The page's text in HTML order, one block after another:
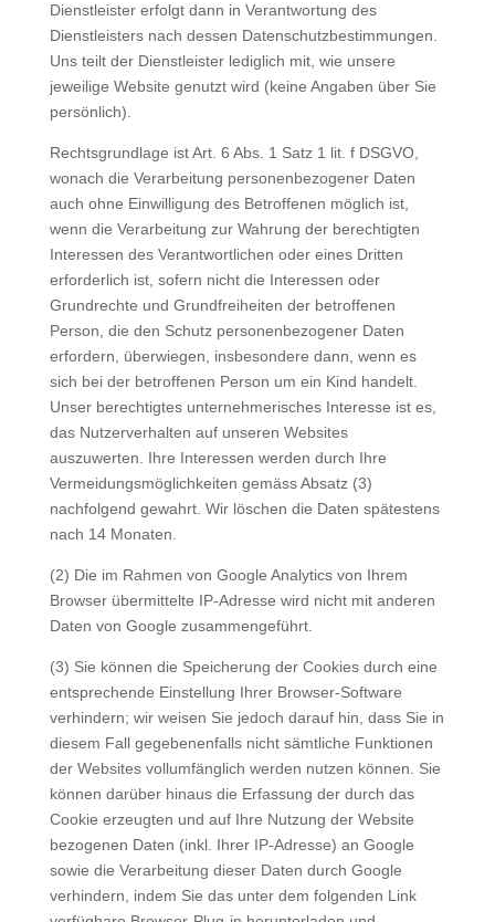
Dienstleister erfolgt dann in Verantwortung des
Dienstleisters nach dessen Datenschutzbestimmungen.
Uns teilt der Dienstleister lediglich mit, wie unsere
jeweilige Website genutzt wird (keine Angaben über Sie
persönlich).
Rechtsgrundlage ist Art. 6 Abs. 1 Satz 1 lit. f DSGVO,
wonach die Verarbeitung personenbezogener Daten
auch ohne Einwilligung des Betroffenen möglich ist,
wenn die Verarbeitung zur Wahrung der berechtigten
Interessen des Verantwortlichen oder eines Dritten
erforderlich ist, sofern nicht die Interessen oder
Grundrechte und Grundfreiheiten der betroffenen
Person, die den Schutz personenbezogener Daten
erfordern, überwiegen, insbesondere dann, wenn es
sich bei der betroffenen Person um ein Kind handelt.
Unser berechtigtes unternehmerisches Interesse ist es,
das Nutzerverhalten auf unseren Websites
auszuwerten. Ihre Interessen werden durch Ihre
Vermeidungsmöglichkeiten gemäss Absatz (3)
nachfolgend gewahrt. Wir löschen die Daten spätestens
nach 14 Monaten.
(2) Die im Rahmen von Google Analytics von Ihrem
Browser übermittelte IP-Adresse wird nicht mit anderen
Daten von Google zusammengeführt.
(3) Sie können die Speicherung der Cookies durch eine
entsprechende Einstellung Ihrer Browser-Software
verhindern; wir weisen Sie jedoch darauf hin, dass Sie in
diesem Fall gegebenenfalls nicht sämtliche Funktionen
der Websites vollumfänglich werden nutzen können. Sie
können darüber hinaus die Erfassung der durch das
Cookie erzeugten und auf Ihre Nutzung der Website
bezogenen Daten (inkl. Ihrer IP-Adresse) an Google
sowie die Verarbeitung dieser Daten durch Google
verhindern, indem Sie das unter dem folgenden Link